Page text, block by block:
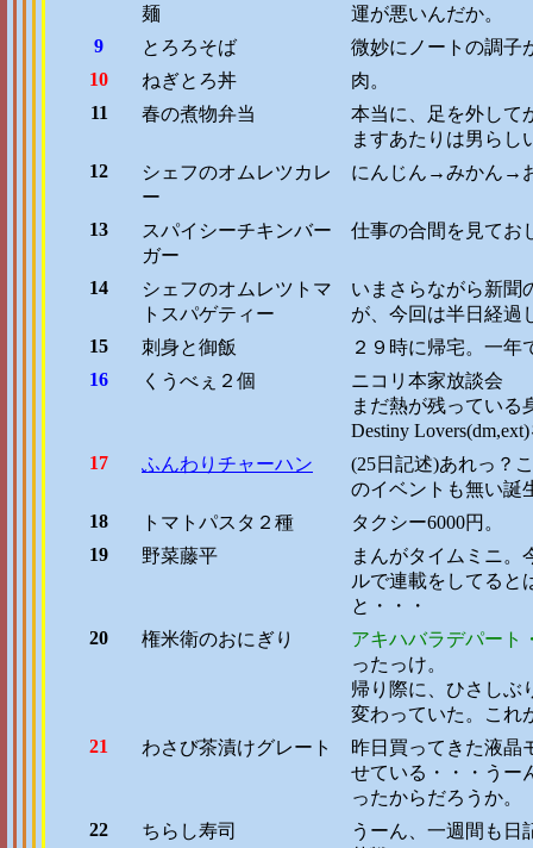
麺
運が悪いんだか。
9
とろろそば
微妙にノートの調子
10
ねぎとろ丼
肉。
11
春の煮物弁当
本当に、足を外して
ますあたりは男らし
12
シェフのオムレツカレ
ー
にんじん→みかん→
13
スパイシーチキンバー
ガー
仕事の合間を見てお
14
シェフのオムレツトマ
トスパゲティー
いまさらながら新聞
が、今回は半日経過
15
刺身と御飯
２９時に帰宅。一年
16
くうべぇ２個
ニコリ本家放談会
まだ熱が残っている
Destiny
17
ふんわりチャーハン
(25日記述)あれっ？
のイベントも無い誕
18
トマトパスタ２種
タクシー6000円。
19
野菜藤平
まんがタイムミニ。
ルで連載をしてると
と・・・
20
権米衛のおにぎり
アキハバラデパート
ったっけ。
帰り際に、ひさしぶ
変わっていた。これ
21
わさび茶漬けグレート
昨日買ってきた液晶
せている・・・うー
ったからだろうか。
22
ちらし寿司
うーん、一週間も日